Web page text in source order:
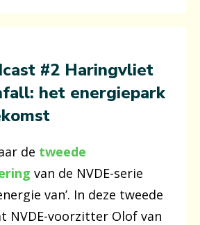
#2 Haringvliet
het energiepark
de tweede
van de NVDE-serie
van’. In deze tweede
NVDE-voorzitter Olof van